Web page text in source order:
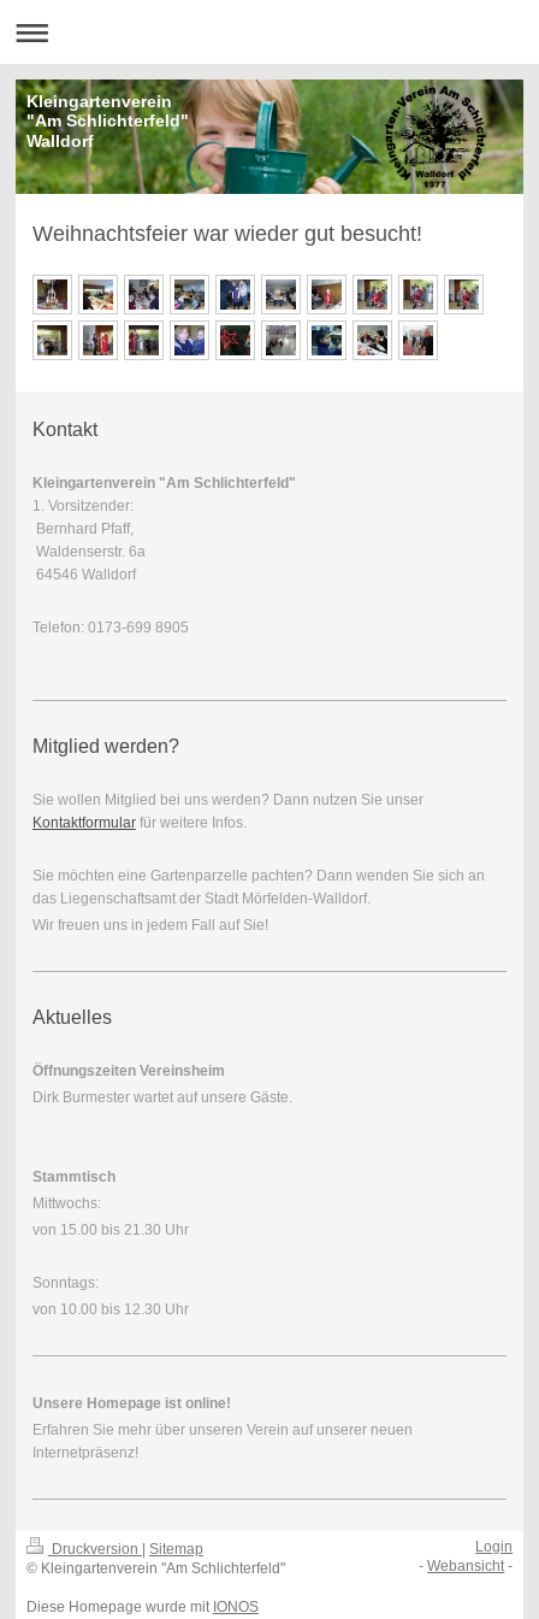
Kleingartenverein
"Am Schlichterfeld"
Walldorf
Weihnachtsfeier war wieder gut besucht!
Kontakt
Kleingartenverein "Am Schlichterfeld"
1. Vorsitzender:
Bernhard Pfaff,
Waldenserstr. 6a
64546 Walldorf
Telefon: 0173-699 8905
Mitglied werden?
Sie wollen Mitglied bei uns werden? Dann nutzen Sie unser
Kontaktformularfür weitere Infos.
Sie möchten eine Gartenparzelle pachten? Dann wenden Sie sich an
das Liegenschaftsamt der Stadt Mörfelden-Walldorf.
Wir freuen uns in jedem Fall auf Sie!
Aktuelles
Öffnungszeiten Vereinsheim
Dirk Burmester wartet auf unsere Gäste.
Stammtisch
Mittwochs:
von 15.00 bis 21.30 Uhr
Sonntags:
von 10.00 bis 12.30 Uhr
Unsere Homepage ist online!
Erfahren Sie mehr über unseren Verein auf unserer neuen
Internetpräsenz!
Druckversion | Sitemap
© Kleingartenverein "Am Schlichterfeld"
Diese Homepage wurde mit IONOS
Login
-Webansicht -